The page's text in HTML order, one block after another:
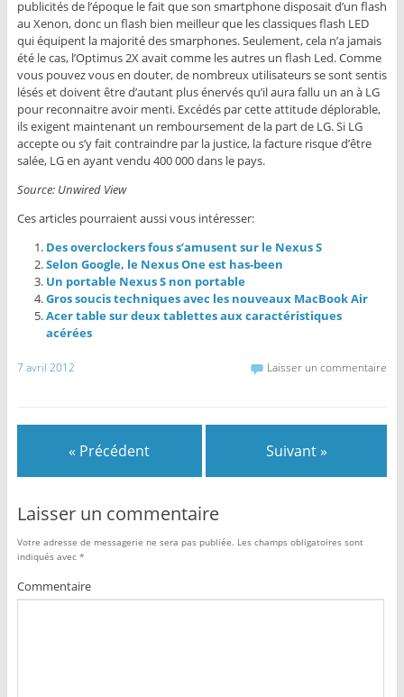
publicités de l’époque le fait que son smartphone disposait d’un flash
au Xenon, donc un flash bien meilleur que les classiques flash LED
qui équipent la majorité des smarphones. Seulement, cela n’a jamais
été le cas, l’Optimus 2X avait comme les autres un flash Led. Comme
vous pouvez vous en douter, de nombreux utilisateurs se sont sentis
lésés et doivent être d’autant plus énervés qu’il aura fallu un an à LG
pour reconnaitre avoir menti. Excédés par cette attitude déplorable,
ils exigent maintenant un remboursement de la part de LG. Si LG
accepte ou s’y fait contraindre par la justice, la facture risque d’être
salée, LG en ayant vendu 400 000 dans le pays.
Source: Unwired View
Ces articles pourraient aussi vous intéresser:
Des overclockers fous s’amusent sur le Nexus S
Selon Google, le Nexus One est has-been
Un portable Nexus S non portable
Gros soucis techniques avec les nouveaux MacBook Air
Acer table sur deux tablettes aux caractéristiques
acérées
7 avril 2012 Laisser un commentaire
« Précédent Suivant »
Laisser un commentaire
Votre adresse de messagerie ne sera pas publiée. Les champs obligatoires sont
indiqués avec *
Commentaire